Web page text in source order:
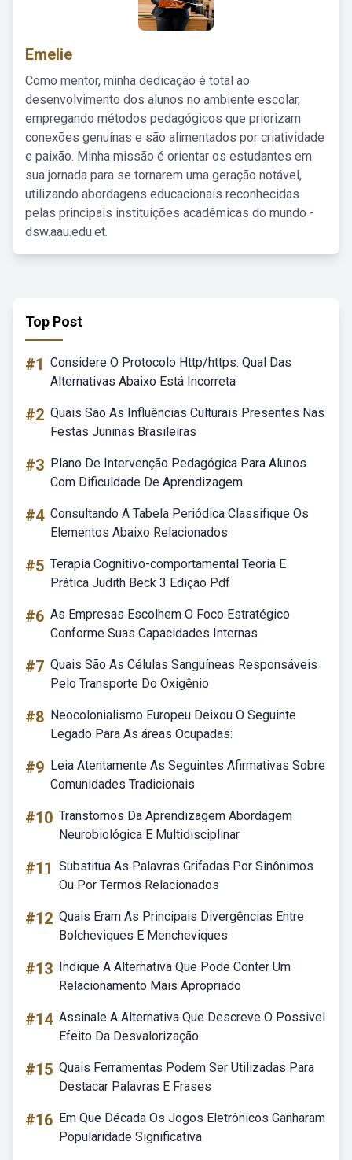
Emelie
Como mentor, minha dedicação é total ao
desenvolvimento dos alunos no ambiente escolar,
empregando métodos pedagógicos que priorizam
conexões genuínas e são alimentados por criatividade
e paixão. Minha missão é orientar os estudantes em
sua jornada para se tornarem uma geração notável,
utilizando abordagens educacionais reconhecidas
pelas principais instituições acadêmicas do mundo -
dsw.aau.edu.et.
Top Post
#1 Considere O Protocolo Http/https. Qual Das
Alternativas Abaixo Está Incorreta
#2 Quais São As Influências Culturais Presentes Nas
Festas Juninas Brasileiras
#3 Plano De Intervenção Pedagógica Para Alunos
Com Dificuldade De Aprendizagem
#4 Consultando A Tabela Periódica Classifique Os
Elementos Abaixo Relacionados
#5 Terapia Cognitivo-comportamental Teoria E
Prática Judith Beck 3 Edição Pdf
#6 As Empresas Escolhem O Foco Estratégico
Conforme Suas Capacidades Internas
#7 Quais São As Células Sanguíneas Responsáveis
Pelo Transporte Do Oxigênio
#8 Neocolonialismo Europeu Deixou O Seguinte
Legado Para As áreas Ocupadas:
#9 Leia Atentamente As Seguintes Afirmativas Sobre
Comunidades Tradicionais
#10 Transtornos Da Aprendizagem Abordagem
Neurobiológica E Multidisciplinar
#11 Substitua As Palavras Grifadas Por Sinônimos
Ou Por Termos Relacionados
#12 Quais Eram As Principais Divergências Entre
Bolcheviques E Mencheviques
#13 Indique A Alternativa Que Pode Conter Um
Relacionamento Mais Apropriado
#14 Assinale A Alternativa Que Descreve O Possivel
Efeito Da Desvalorização
#15 Quais Ferramentas Podem Ser Utilizadas Para
Destacar Palavras E Frases
#16 Em Que Década Os Jogos Eletrônicos Ganharam
Popularidade Significativa